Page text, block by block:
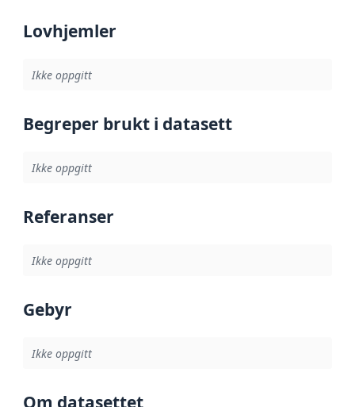
Lovhjemler
Ikke oppgitt
Begreper brukt i datasett
Ikke oppgitt
Referanser
Ikke oppgitt
Gebyr
Ikke oppgitt
Om datasettet